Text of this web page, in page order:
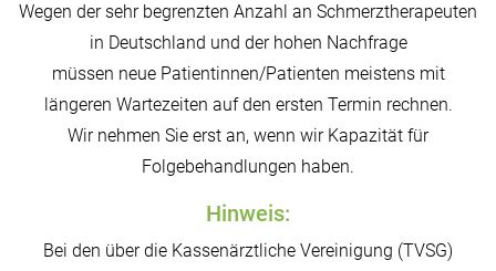
Wegen der sehr begrenzten Anzahl an Schmerztherapeuten
in Deutschland und der hohen Nachfrage
müssen neue Patientinnen/Patienten meistens mit
längeren Wartezeiten auf den ersten Termin rechnen.
Wir nehmen Sie erst an, wenn wir Kapazität für
Folgebehandlungen haben.
Hinweis:
Bei den über die Kassenärztliche Vereinigung (TVSG)